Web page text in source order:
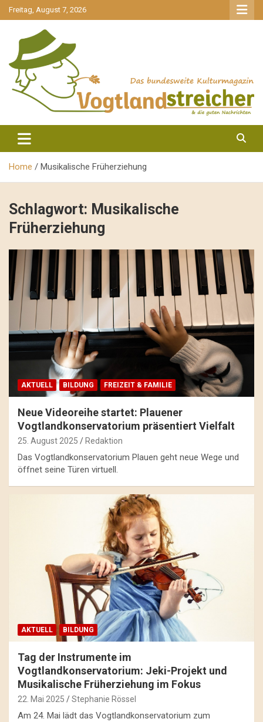
gehe
zum
Freitag, August 7, 2026
Vogtlandstreicher
Home Musikalische Früherziehung
Schlagwort: Musikalische
Früherziehung
AKTUELL BILDUNG FREIZEIT & FAMILIE
Neue Videoreihe startet: Plauener
Vogtlandkonservatorium präsentiert Vielfalt
25. August 2025 Redaktion
Das Vogtlandkonservatorium Plauen geht neue Wege und
öffnet seine Türen virtuell.
AKTUELL BILDUNG
Tag der Instrumente im
Vogtlandkonservatorium: Jeki-Projekt und
Musikalische Früherziehung im Fokus
22. Mai 2025 Stephanie Rössel
Am 24. Mai lädt das Vogtlandkonservatorium zum